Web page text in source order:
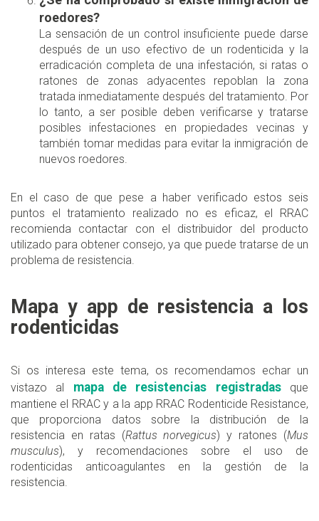
roedores?
La sensación de un control insuficiente puede darse
después de un uso efectivo de un rodenticida y la
erradicación completa de una infestación, si ratas o
ratones de zonas adyacentes repoblan la zona
tratada inmediatamente después del tratamiento. Por
lo tanto, a ser posible deben verificarse y tratarse
posibles infestaciones en propiedades vecinas y
también tomar medidas para evitar la inmigración de
nuevos roedores.
En el caso de que pese a haber verificado estos seis
puntos el tratamiento realizado no es eficaz, el RRAC
recomienda contactar con el distribuidor del producto
utilizado para obtener consejo, ya que puede tratarse de un
problema de resistencia.
Mapa y app de resistencia a los
rodenticidas
Si os interesa este tema, os recomendamos echar un
vistazo al mapa de resistencias registradasque
mantiene el RRAC y a la app RRAC Rodenticide Resistance,
que proporciona datos sobre la distribución de la
resistencia en ratas (Rattus norvegicus) y ratones (Mus
musculus), y recomendaciones sobre el uso de
rodenticidas anticoagulantes en la gestión de la
resistencia.